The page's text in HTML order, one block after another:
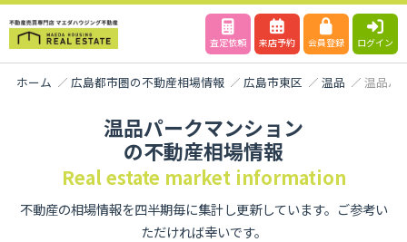
査定依頼 来店予約 会員登録 ログイン
ホーム 広島都市圏の不動産相場情報 広島市東区 温品 温品パ
温品パークマンション
の不動産相場情報
Real estate market information
不動産の相場情報を四半期毎に集計し更新しています。ご参考い
ただければ幸いです。